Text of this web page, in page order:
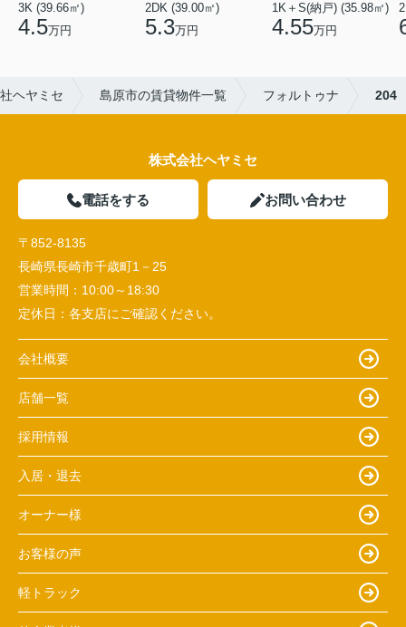
3K (39.66㎡)
4.5万円
2DK (39.00㎡)
5.3万円
1K＋S(納戸) (35.98㎡)
4.55万円
ヘヤミセ 島原市の賃貸物件一覧 フォルトゥナ 204
株式会社ヘヤミセ
電話をする お問い合わせ
〒852-8135
長崎県長崎市千歳町1－25
営業時間： 10:00～18:30
定休日： 各支店にご確認ください。
会社概要
店舗一覧
採用情報
入居・退去
オーナー様
お客様の声
軽トラック